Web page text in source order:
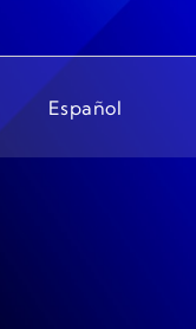
Español